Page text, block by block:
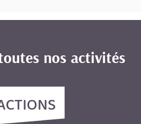
nos activités